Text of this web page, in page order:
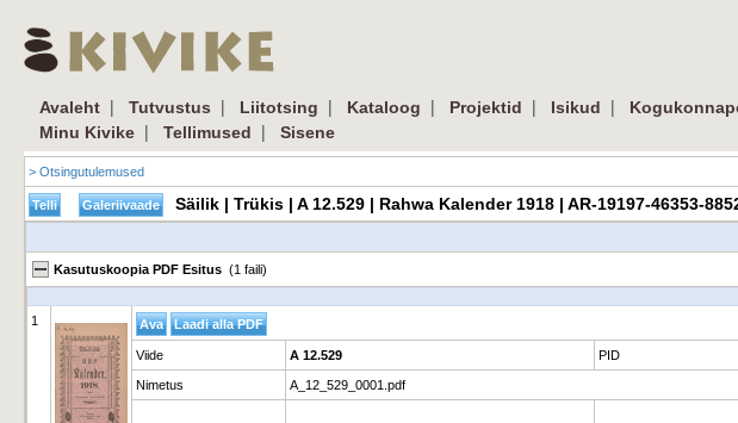
Avaleht | Tutvustus | Liitotsing | Kataloog | Projektid | Isikud |
Minu Kivike | Tellimused | Sisene
> Otsingutulemused
Säilik | Trükis | A 12.529 | Rahwa Kalender 1918 | AR-19197-46353-
Kasutuskoopia PDF Esitus (1 faili)
1
Viide A 12.529 PID
Nimetus A_12_529_0001.pdf